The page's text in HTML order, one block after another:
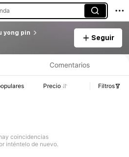
yong pin
Seguir
Comentarios
Precio Filtros
coincidencias
inténtelo de nuevo.